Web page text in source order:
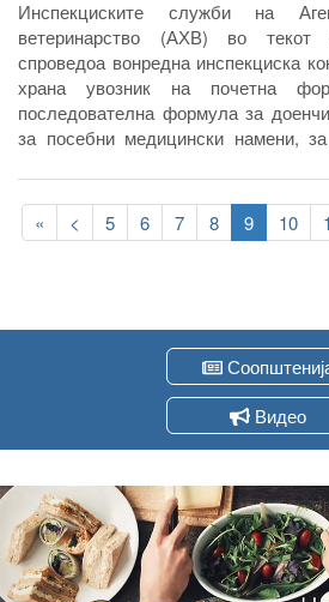
Инспекциските служби на
ветеринарство (АХВ) во
спроведоа вонредна инспекциска
храна увозник на почетна
последователна формула за
за посебни медицински намени,
храна и храна за животни (Rapid
Feed) на Европската Унија доби
небезбеден производ на
Pagination
First
page
«
Previous
page
< Page
5 Page
6 Page
7 Page
8
Current
page
9 Page
10
Видео